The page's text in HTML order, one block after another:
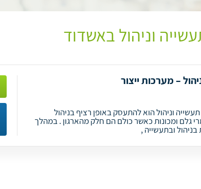
וניהול באשדוד
– מערכות ייצור
וניהול הוא להתעסק באופן רציף בניהול
גלם ומכונות כאשר כולם הם חלק מהארגון . במהלך
ובתעשייה ,